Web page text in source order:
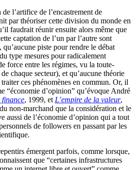
l’artifice de l’encastrement de
par théoriser cette division du monde en
faudrait réunir ensuite alors même que
captation de l’un par l’autre sont
piste pour rendre le débat
type mesures pour radicalement
force entre les régimes, vu la toute-
chaque secteur), et qu’aucune théorie
ces phénomènes en commun. Or, il
“économie d’opinion” qu’évoque André
, 1999, et L’empire de la valeur,
non-marchand que la considération et le
aussi de l’économie d’opinion qui a tout
de followers en passant par les
émergent parfois, comme lorsque,
que “certaines infrastructures